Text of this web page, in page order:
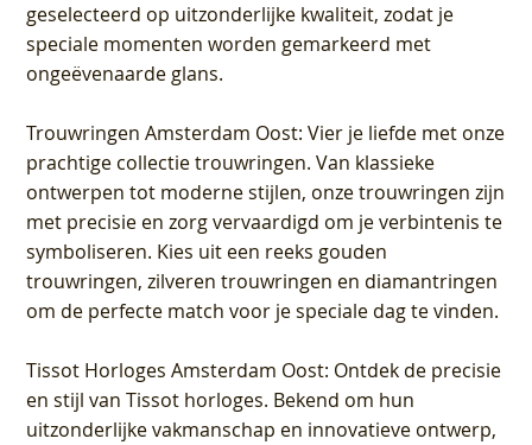
geselecteerd op uitzonderlijke kwaliteit, zodat je
speciale momenten worden gemarkeerd met
ongeëvenaarde glans.
Trouwringen Amsterdam Oost: Vier je liefde met onze
prachtige collectie trouwringen. Van klassieke
ontwerpen tot moderne stijlen, onze trouwringen zijn
met precisie en zorg vervaardigd om je verbintenis te
symboliseren. Kies uit een reeks gouden
trouwringen, zilveren trouwringen en diamantringen
om de perfecte match voor je speciale dag te vinden.
Tissot Horloges Amsterdam Oost: Ontdek de precisie
en stijl van Tissot horloges. Bekend om hun
uitzonderlijke vakmanschap en innovatieve ontwerp,